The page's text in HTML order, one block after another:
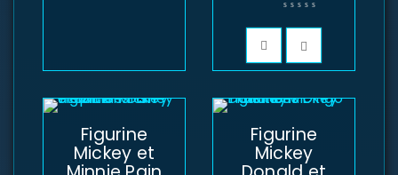
Figurine
Mickey et
Figurine
Mickey